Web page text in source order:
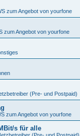
zum Angebot von yourfone
zum Angebot von yourfone
(Pre- und Postpaid)
zum Angebot von yourfone
s für alle